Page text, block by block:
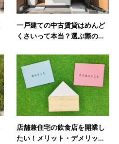
一戸建ての中古賃貸はめんど
くさいって本当？選ぶ際の...
店舗兼住宅の飲食店を開業し
たい！メリット・デメリッ...